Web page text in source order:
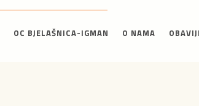
OC BJELAŠNICA-IGMAN O NAMA